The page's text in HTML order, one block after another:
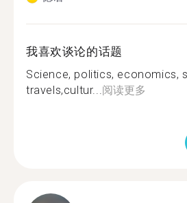
我喜欢谈论的话题
Science, politics, economics,
travels,cultur...阅读更多